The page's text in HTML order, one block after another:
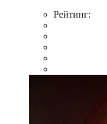
Рейтинг: